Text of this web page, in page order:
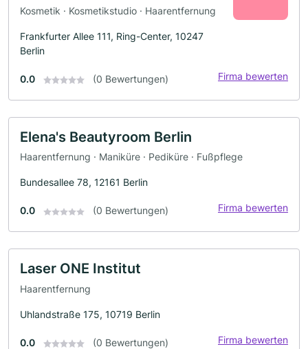
Kosmetik · Kosmetikstudio · Haarentfernung
Frankfurter Allee 111, Ring-Center, 10247
Berlin
0.0 (0 Bewertungen) Firma bewerten
Elena's Beautyroom Berlin
Haarentfernung · Maniküre · Pediküre · Fußpflege
Bundesallee 78, 12161 Berlin
0.0 (0 Bewertungen) Firma bewerten
Laser ONE Institut
Haarentfernung
Uhlandstraße 175, 10719 Berlin
0.0 (0 Bewertungen) Firma bewerten